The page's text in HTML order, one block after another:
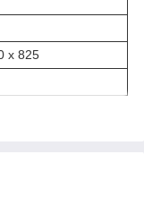
х 825